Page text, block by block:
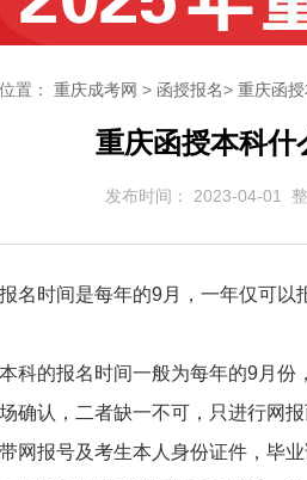
置： 重庆成考网 > 函授报名> 重庆函
重庆函授本科什
发布时间： 2023-04-01 整
名时间是每年的9月，一年仅可
科的报名时间一般为每年的9月
确认，二者缺一不可，只进行网
网报号及考生本人身份证件，毕